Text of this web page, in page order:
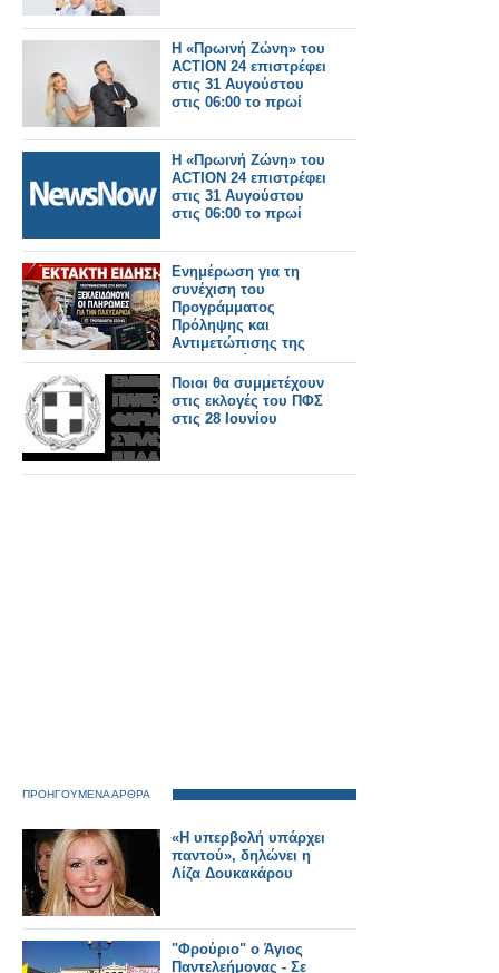
Η «Πρωινή Ζώνη» του
ACTION 24 επιστρέφει
στις 31 Αυγούστου
στις 06:00 το πρωί
Η «Πρωινή Ζώνη» του
ACTION 24 επιστρέφει
στις 31 Αυγούστου
στις 06:00 το πρωί
Ενημέρωση για τη
συνέχιση του
Προγράμματος
Πρόληψης και
Αντιμετώπισης της
Παχυσαρκίας και για
την εξόφληση των
οφειλών των μηνών
Μαΐου και Ιουνίου
Ποιοι θα συμμετέχουν
στις εκλογές του ΠΦΣ
στις 28 Ιουνίου
ΠΡΟΗΓΟΥΜΕΝΑ ΑΡΘΡΑ
«Η υπερβολή υπάρχει
παντού», δηλώνει η
Λίζα Δουκακάρου
"Φρούριο" ο Άγιος
Παντελεήμονας - Σε